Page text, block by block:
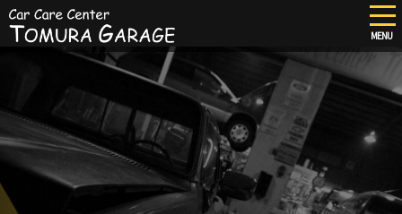
content
MENU